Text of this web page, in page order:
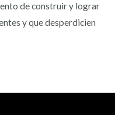
de construir y lograr
y que desperdicien